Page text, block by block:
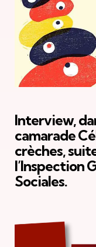
Interview,
camarade
crèches,
l’Inspection
Sociales.